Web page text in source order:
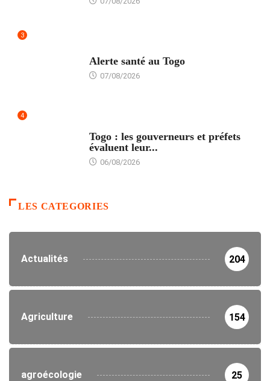
3
Alerte santé au Togo
07/08/2026
4
Togo : les gouverneurs et préfets
évaluent leur...
06/08/2026
LES CATEGORIES
Actualités 204
Agriculture 154
agroécologie 25